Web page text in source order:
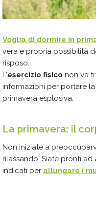
Voglia di dormire in
vera e propria possibilità
risposo.
L'esercizio fisico non va
informazioni per portare
primavera esplosiva.
La primavera: il
Non iniziate a
rilassando. Siate pronti
indicati per allungare i